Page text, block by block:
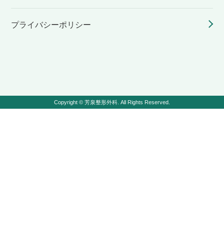
プライバシーポリシー
Copyright © 芳泉整形外科. All Rights Reserved.